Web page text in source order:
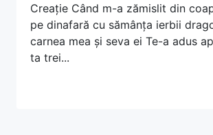
Creație Când m-a zămislit din
pe dinafară cu sămânța ierbii
carnea mea și seva ei Te-a adus
ta trei...